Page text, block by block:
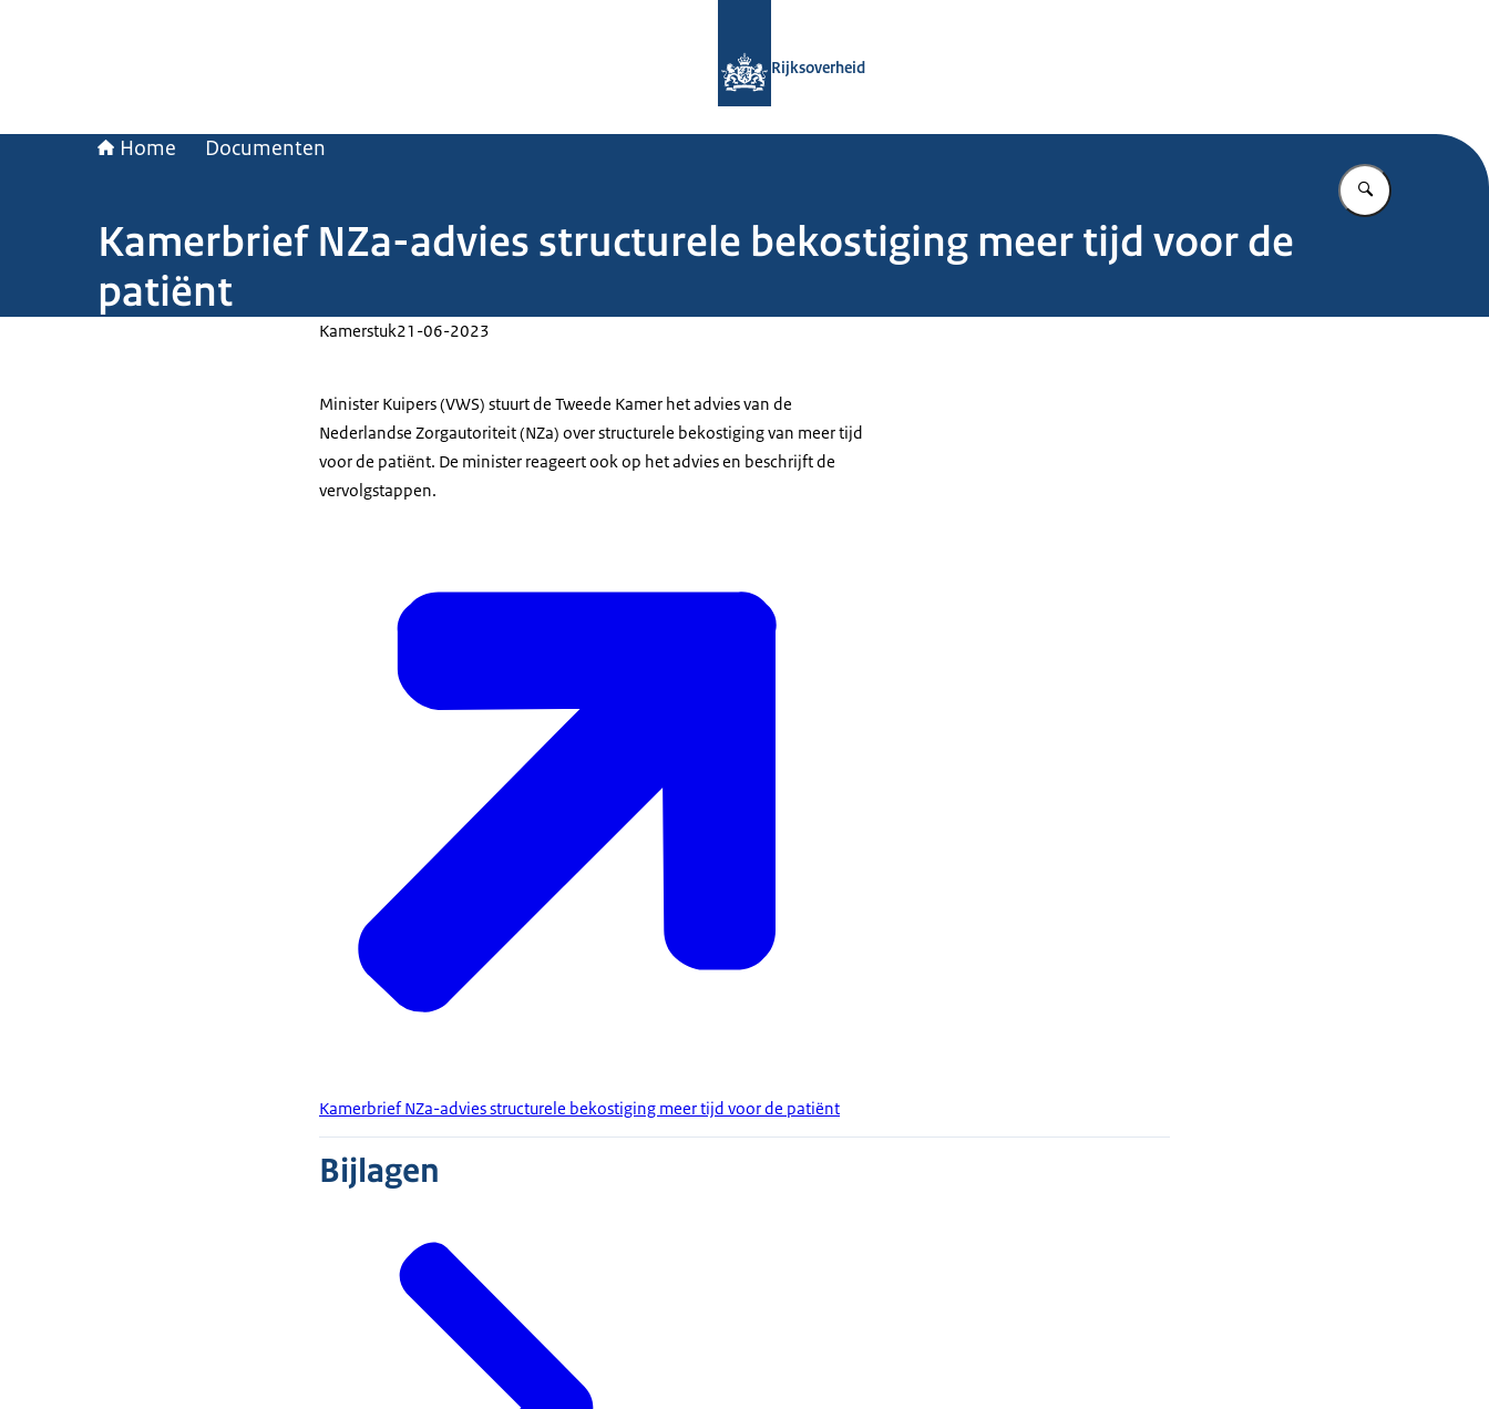
Rijksoverheid
Home Documenten
Vul in wat u
Kamerbrief NZa-advies structurele bekostiging meer tijd voor de
patiënt
Kamerstuk21-06-2023
Minister Kuipers (VWS) stuurt de Tweede Kamer het advies van de
Nederlandse Zorgautoriteit (NZa) over structurele bekostiging van meer tijd
voor de patiënt. De minister reageert ook op het advies en beschrijft de
vervolgstappen.
Kamerbrief NZa-advies structurele bekostiging meer tijd voor de patiënt
Bijlagen